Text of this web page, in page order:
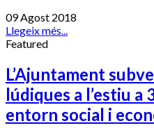
09 Agost 2018
Llegeix més...
Featured
L’Ajuntament
lúdiques a l’estiu a
entorn social i